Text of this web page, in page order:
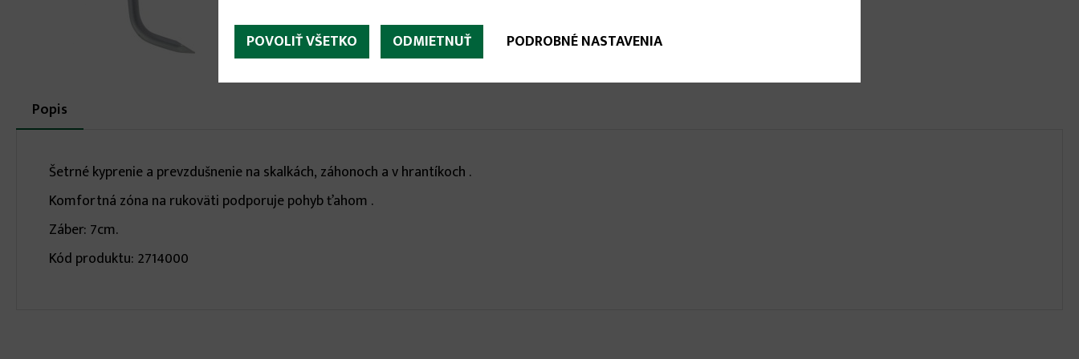
More
infos
Popis
karta)
Šetrné kyprenie a prevzdušnenie na skalkách, záhonoch a v hrantíkoch .
Komfortná zóna na rukoväti podporuje pohyb ťahom .
Záber: 7cm.
Kód produktu: 2714000
POVOLIŤ VŠETKO ODMIETNUŤ PODROBNÉ NASTAVENIA